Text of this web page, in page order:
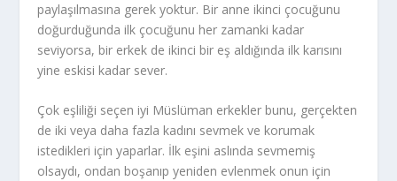
paylaşılmasına gerek yoktur. Bir anne ikinci çocuğunu
doğurduğunda ilk çocuğunu her zamanki kadar
seviyorsa, bir erkek de ikinci bir eş aldığında ilk karısını
yine eskisi kadar sever.
Çok eşliliği seçen iyi Müslüman erkekler bunu, gerçekten
de iki veya daha fazla kadını sevmek ve korumak
istedikleri için yaparlar. İlk eşini aslında sevmemiş
olsaydı, ondan boşanıp yeniden evlenmek onun için